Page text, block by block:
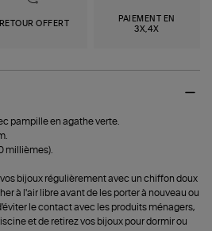
RETOUR OFFERT
PAIEMENT EN
3X,4X
pampille en agathe verte.
millièmes).
bijoux régulièrement avec un chiffon doux
à l'air libre avant de les porter à nouveau ou
le contact avec les produits ménagers,
et de retirez vos bijoux pour dormir ou